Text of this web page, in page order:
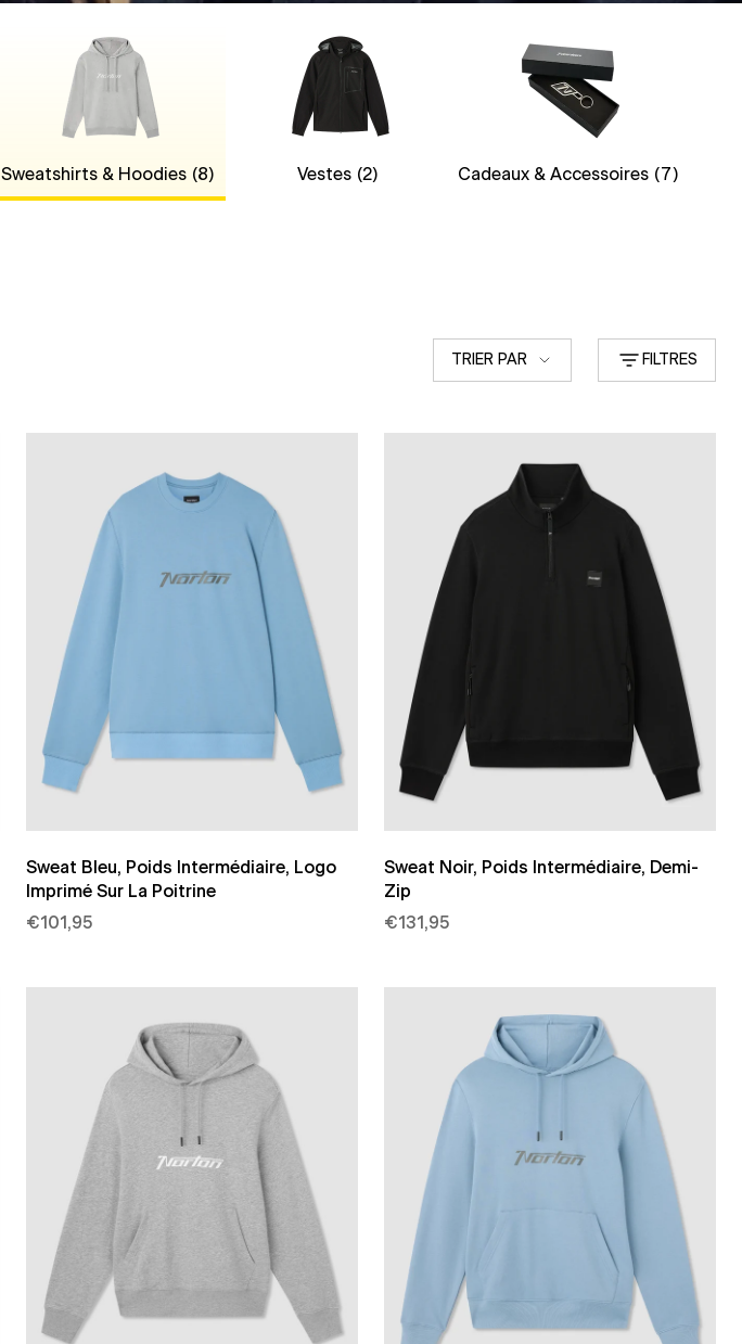
Sweatshirts & Hoodies (8) Vestes (2) Cadeaux & Accessoires (7)
Trier
par
TRIER PAR FILTRES
Sweat Bleu, Poids Intermédiaire, Logo
Imprimé Sur La Poitrine
€101,95
Sweat Noir, Poids Intermédiaire, Demi-
Zip
€131,95